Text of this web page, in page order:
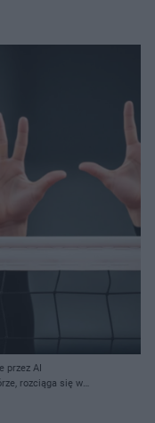
przez AI
rozciąga się w
Po lewej stronie,